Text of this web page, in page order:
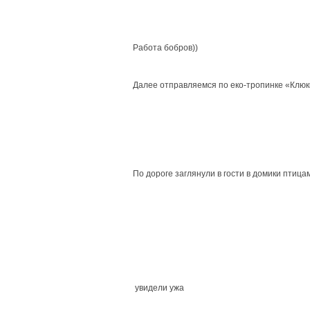
Работа бобров))
Далее отправляемся по еко-тропинке
По дороге заглянули в гости в домики
увидели ужа